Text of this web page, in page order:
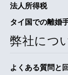
法人所得税
タイ国での離婚
弊社につ
よくある質問と